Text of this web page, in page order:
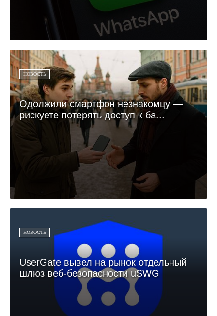
НОВОСТЬ
Одолжили смартфон незнакомцу —
рискуете потерять доступ к ба...
НОВОСТЬ
UserGate вывел на рынок отдельный
шлюз веб-безопасности uSWG